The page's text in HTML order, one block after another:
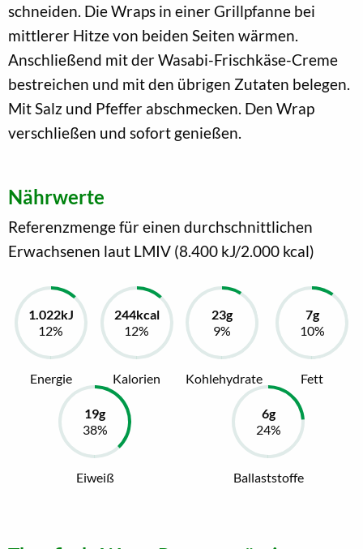
schneiden. Die Wraps in einer Grillpfanne bei
mittlerer Hitze von beiden Seiten wärmen.
Anschließend mit der Wasabi-Frischkäse-Creme
bestreichen und mit den übrigen Zutaten belegen.
Mit Salz und Pfeffer abschmecken. Den Wrap
verschließen und sofort genießen.
Nährwerte
Referenzmenge für einen durchschnittlichen
Erwachsenen laut LMIV (8.400 kJ/2.000 kcal)
Energie Kalorien Kohlehydrate Fett
Eiweiß Ballaststoffe